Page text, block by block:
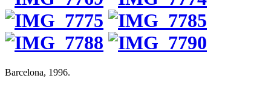
Barcelona, 1996.